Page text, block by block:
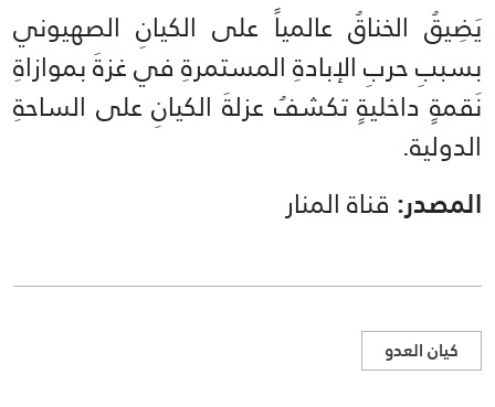
يَضِيقُ الخناقُ عالمياً على الكيانِ الصهيوني
بسببِ حربِ الإبادةِ المستمرةِ في غزةَ بموازاةِ
نَقمةٍ داخليةٍ تكشفُ عزلةَ الكيانِ على الساحةِ
الدولية.
المصدر: قناة المنار
كيان العدو